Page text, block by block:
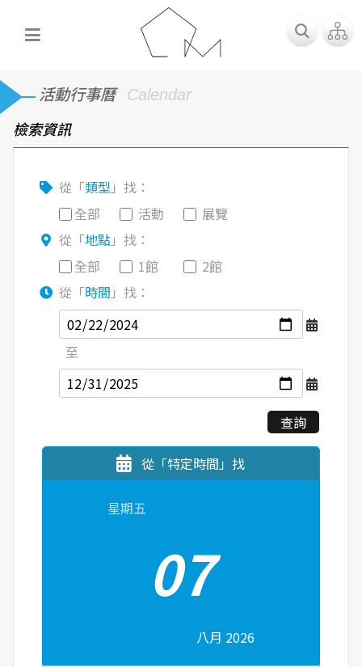
活動行事曆 Calendar
檢索資訊
從「類型」找：
全部
活動
展覽
從「地點」找：
全部
1館
2館
從「時間 」找：
至
查詢
從「特定時間」找
星期五
07
八月 2026